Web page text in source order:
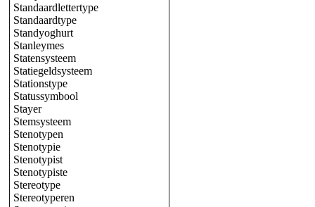
Standaardlettertype
Standaardtype
Standyoghurt
Stanleymes
Statensysteem
Statiegeldsysteem
Stationstype
Statussymbool
Stayer
Stemsysteem
Stenotypen
Stenotypie
Stenotypist
Stenotypiste
Stereotype
Stereotyperen